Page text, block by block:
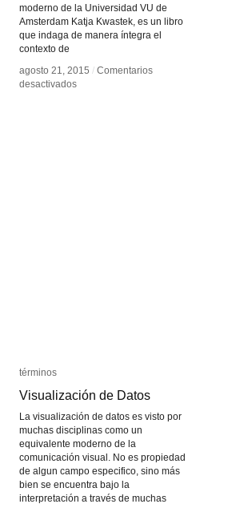
moderno de la Universidad VU de
Amsterdam Katja Kwastek, es un libro
que indaga de manera íntegra el
contexto de
agosto 21, 2015 / Comentarios
desactivadosen
agosto 21, 2015 / Comentarios
desactivadosen
términos
Visualización de Datos
La visualización de datos es visto por
muchas disciplinas como un
equivalente moderno de la
comunicación visual. No es propiedad
de algun campo especifico, sino más
bien se encuentra bajo la
interpretación a través de muchas
términos
Visualización de Datos